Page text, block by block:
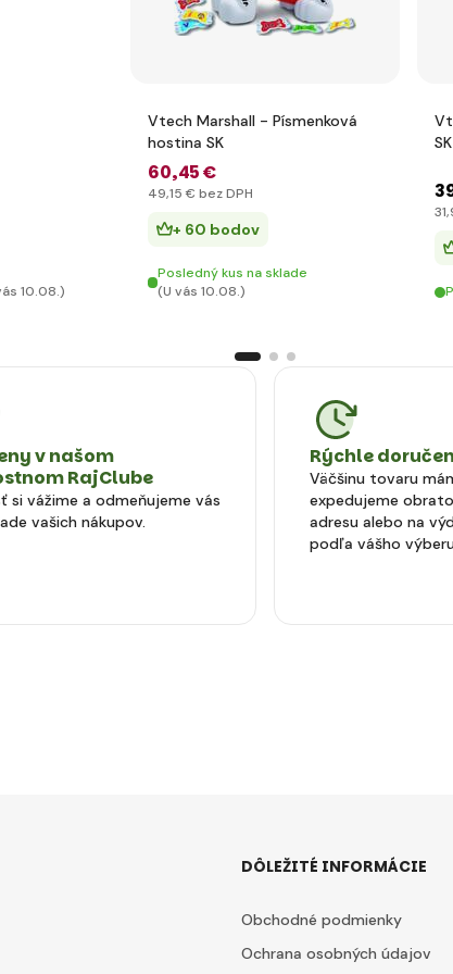
10.08.)
Vtech Marshall - Písmenková
hostina SK
60,45 €
49,15 € bez DPH
+ 60 bodov
Posledný kus na sklade
(U vás 10.08.)
SK
31
v našom
RajClube
si vážime a odmeňujeme vás
vašich nákupov.
Rýchle
Väčšinu tovaru
expedujeme
adresu alebo na
podľa vášho
DÔLEŽITÉ INFORMÁCIE
Obchodné podmienky
Ochrana osobných údajov